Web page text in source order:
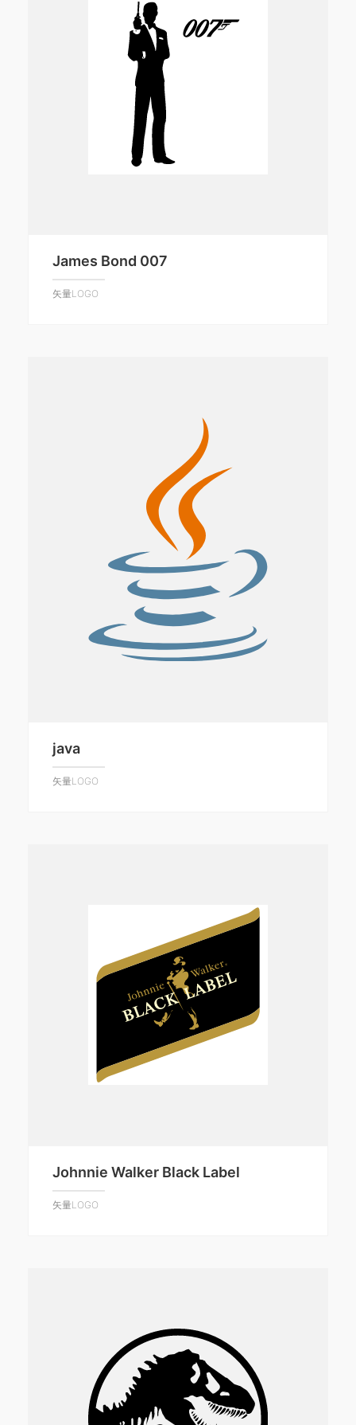
James Bond 007
矢量LOGO
java
矢量LOGO
Johnnie Walker Black Label
矢量LOGO